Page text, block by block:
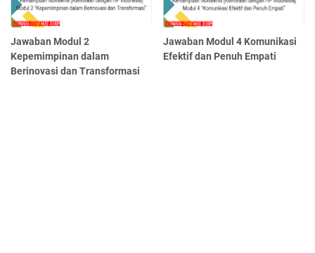
Jawaban Modul 2
Kepemimpinan dalam
Berinovasi dan Transformasi
Jawaban Modul 4 Komunikasi
Efektif dan Penuh Empati